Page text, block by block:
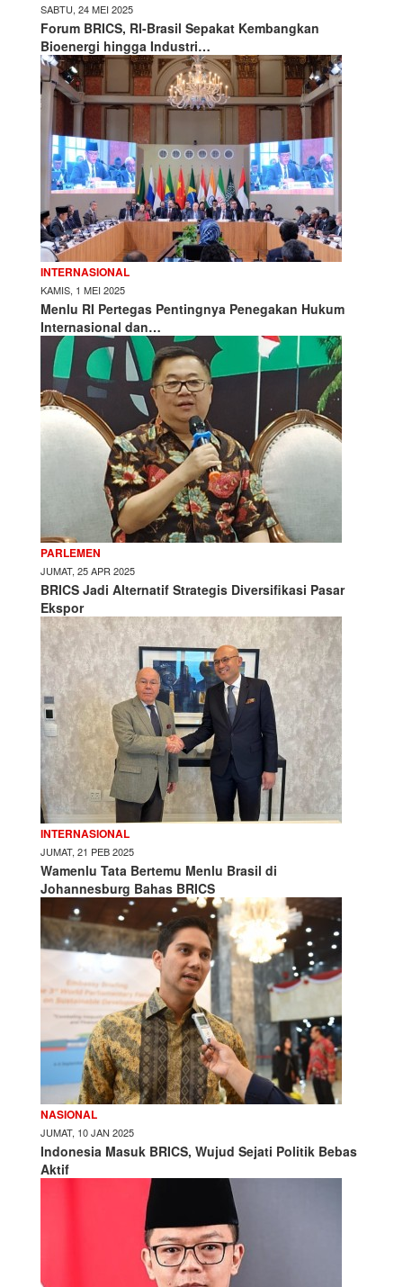
SABTU, 24 MEI 2025
Forum BRICS, RI-Brasil Sepakat Kembangkan
Bioenergi hingga Industri…
INTERNASIONAL
KAMIS, 1 MEI 2025
Menlu RI Pertegas Pentingnya Penegakan Hukum
Internasional dan…
PARLEMEN
JUMAT, 25 APR 2025
BRICS Jadi Alternatif Strategis Diversifikasi Pasar
Ekspor
INTERNASIONAL
JUMAT, 21 PEB 2025
Wamenlu Tata Bertemu Menlu Brasil di
Johannesburg Bahas BRICS
NASIONAL
JUMAT, 10 JAN 2025
Indonesia Masuk BRICS, Wujud Sejati Politik Bebas
Aktif